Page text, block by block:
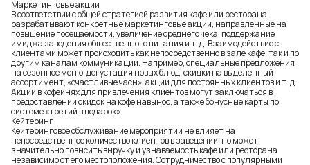
Маркетинговые акции
В соответствии с общей стратегией развития кафе или ресторана
разрабатывают конкретные маркетинговые акции, направленные на
повышение посещаемости, увеличение среднего чека, поддержание
имиджа заведения общественного питания и т. д. Взаимодействие с
клиентами может происходить как непосредственно в зале кафе, так и по
другим каналам коммуникации. Например, специальные предложения
на сезонное меню, дегустация новых блюд, скидки на выделенный
ассортимент, «счастливые часы»,акции для постоянных клиентови т. д.
Акции в кофейнях для привлечения клиентов могут заключаться в
предоставлении скидок на кофе навынос, а также бонусные карты по
системе «третий в подарок».
Кейтеринг
Кейтеринговое обслуживание мероприятий не влияет на
непосредственное количество клиентов в заведении, но может
значительно повысить выручку и узнаваемость кафе или ресторана
независимо от его местоположения. Сотрудничество с популярными